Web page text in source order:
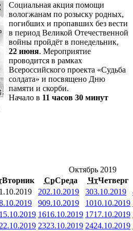
Социальная акция помощи
вологжанам по розыску родных,
погибших и пропавших без вести
в период Великой Отечественной
войны пройдёт в понедельник,
22 июня. Мероприятие
проводится в рамках
Всероссийского проекта «Судьба
солдата» и посвящено Дню
памяти и скорби.
Начало в 11 часов 30 минут
Октябрь 2019
Вторник СрСреда ЧтЧетверг
202.10.2019 303.10.2019
909.10.2019 1010.10.2019
15.10.2019 1616.10.2019 1717.10.2019
22.10.2019 2323.10.2019 2424.10.2019